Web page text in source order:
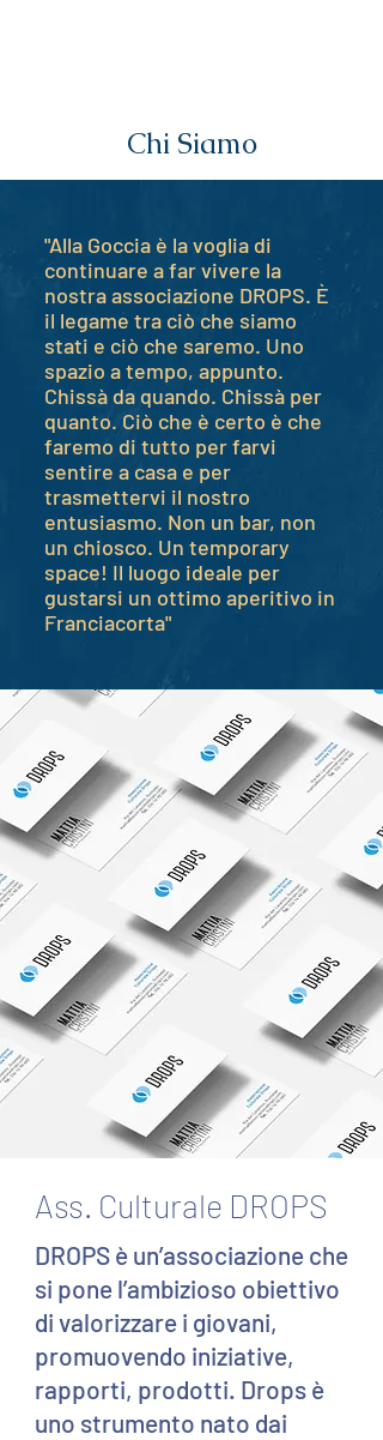
Chi Siamo
"Alla Goccia è la voglia di
continuare a far vivere la
nostra associazione DROPS. È
il legame tra ciò che siamo
stati e ciò che saremo. Uno
spazio a tempo, appunto.
Chissà da quando. Chissà per
quanto. Ciò che è certo è che
faremo di tutto per farvi
sentire a casa e per
trasmettervi il nostro
entusiasmo. Non un bar, non
un chiosco. Un temporary
space! Il luogo ideale per
gustarsi un ottimo aperitivo in
Franciacorta"
Ass. Culturale DROPS
DROPS è un’associazione che
si pone l’ambizioso obiettivo
di valorizzare i giovani,
promuovendo iniziative,
rapporti, prodotti. Drops è
uno strumento nato dai